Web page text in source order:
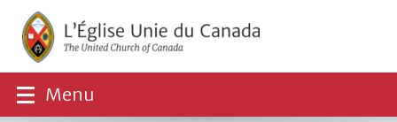
Menu